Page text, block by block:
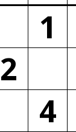
1
2
4